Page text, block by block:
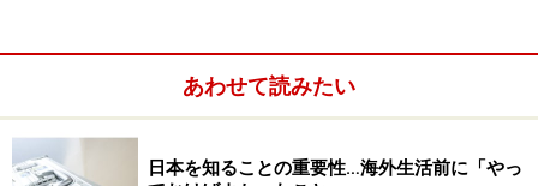
た誤解で、関係がギクシャクしているケースも多く、留
学生が自らコミュニケーションをとる努力をちょっとし
ただけで、グンと親密な関係になれる場合も多いもので
すよ！」と岡倉さん談。
あわせて読みたい
日本を知ることの重要性…海外生活前に「やっ